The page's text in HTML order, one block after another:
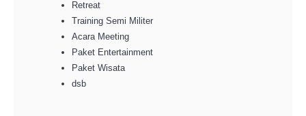
Retreat
Training Semi Militer
Acara Meeting
Paket Entertainment
Paket Wisata
dsb